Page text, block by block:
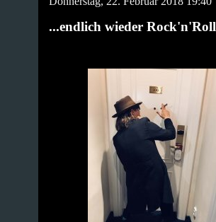
...endlich wieder Rock'n'Roll